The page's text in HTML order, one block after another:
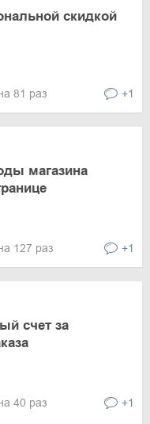
скидкой
81 раз +1
магазина
127 раз +1
счет за
40 раз +1